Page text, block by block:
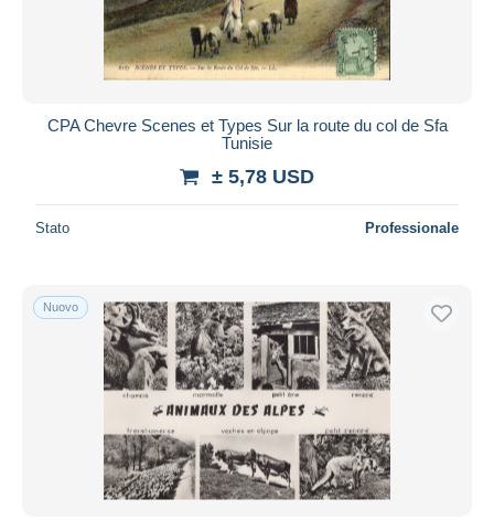
CPA Chevre Scenes et Types Sur la route du col de Sfa
Tunisie
± 5,78 USD
Stato Professionale
Nuovo